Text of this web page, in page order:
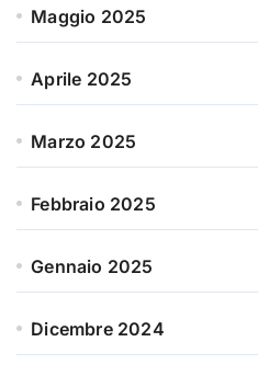
Maggio 2025
Aprile 2025
Marzo 2025
Febbraio 2025
Gennaio 2025
Dicembre 2024